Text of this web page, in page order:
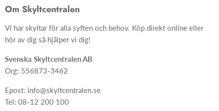
Om oss
Ångra ditt köp
Material
Skyltar
Skapa skylt från grunden
Om Skyltcentralen
Vi har skyltar för alla syften och behov. Köp direkt online eller
hör av dig så hjälper vi dig!
Svenska Skyltcentralen AB
Org: 556873-3462
Epost: info@skyltcentralen.se
Tel: 08-12 200 100